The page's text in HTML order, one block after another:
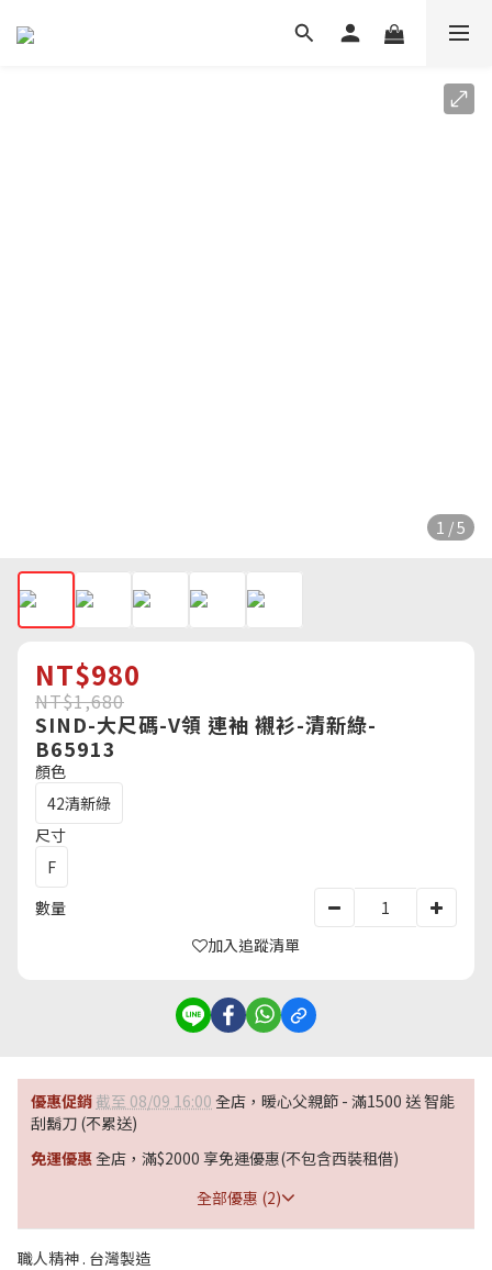
1 / 5
NT$980
NT$1,680
SIND-大尺碼-V領 連袖 襯衫-清新綠-
B65913
顏色
42清新綠
尺寸
F
數量
加入追蹤清單
優惠促銷 截至 08/09 16:00 全店，暖心父親節 - 滿1500 送 智能
刮鬍刀 (不累送)
免運優惠全店，滿$2000 享免運優惠(不包含西裝租借)
全部優惠 (2)
職人精神 . 台灣製造